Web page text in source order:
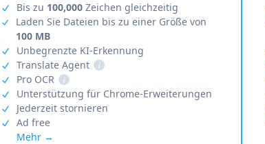
Bis zu 100,000 Zeichen gleichzeitig
Laden Sie Dateien bis zu einer Größe von
100 MB
Unbegrenzte KI-Erkennung
Translate Agent
i
Pro OCR
i
Unterstützung für Chrome-Erweiterungen
Jederzeit stornieren
Ad free
Mehr →